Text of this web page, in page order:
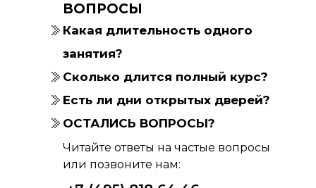
ВОПРОСЫ
Какая длительность одного
занятия?
Сколько длится полный курс?
Есть ли дни открытых дверей?
ОСТАЛИСЬ ВОПРОСЫ?
Читайте ответы на частые вопросы
или позвоните нам: